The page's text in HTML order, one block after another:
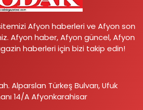
Afyon haberleri ve Afyon son
Afyon haber, Afyon güncel, Afyon
haberleri için bizi takip edin!
Alparslan Türkeş Bulvarı, Ufuk
14/A Afyonkarahisar